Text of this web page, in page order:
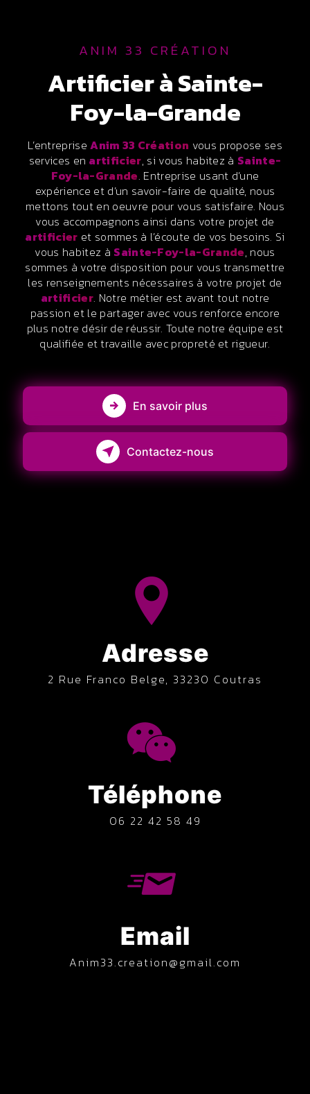
ANIM 33 CRÉATION
artificier à Sainte-
Foy-la-Grande
L’entrepriseAnim 33 Création vous propose ses
services en artificier, si vous habitez à Sainte-
Foy-la-Grande. Entreprise usant d’une
expérience et d’un savoir-faire de qualité, nous
mettons tout en oeuvre pour vous satisfaire. Nous
vous accompagnons ainsi dans votre projet de
artificier et sommes à l’écoute de vos besoins. Si
vous habitez à Sainte-Foy-la-Grande, nous
sommes à votre disposition pour vous transmettre
les renseignements nécessaires à votre projet de
artificier. Notre métier est avant tout notre
passion et le partager avec vous renforce encore
plus notre désir de réussir. Toute notre équipe est
qualifiée et travaille avec propreté et rigueur.
En savoir plus
Contactez-nous
Adresse
2 Rue Franco Belge, 33230 Coutras
Téléphone
06 22 42 58 49
Email
anim33.creation@gmail.com